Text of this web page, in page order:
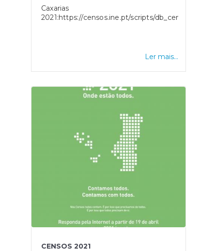
Caxarias
2021:https://censos.ine.pt/scripts/
Ler mais...
CENSOS 2021